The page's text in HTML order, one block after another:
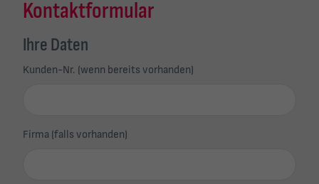
Kontaktformular
Ihre Daten
Kunden-Nr. (wenn bereits vorhanden)
Firma (falls vorhanden)